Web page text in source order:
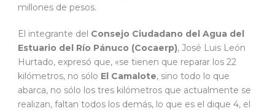
millones de pesos.
El integrante del Consejo Ciudadano del Agua del
Estuario del Río Pánuco (Cocaerp), José Luis León
Hurtado, expresó que, «se tienen que reparar los 22
kilómetros, no sólo El Camalote, sino todo lo que
abarca, no sólo los tres kilómetros que actualmente se
realizan, faltan todos los demás, lo que es el dique 4, el